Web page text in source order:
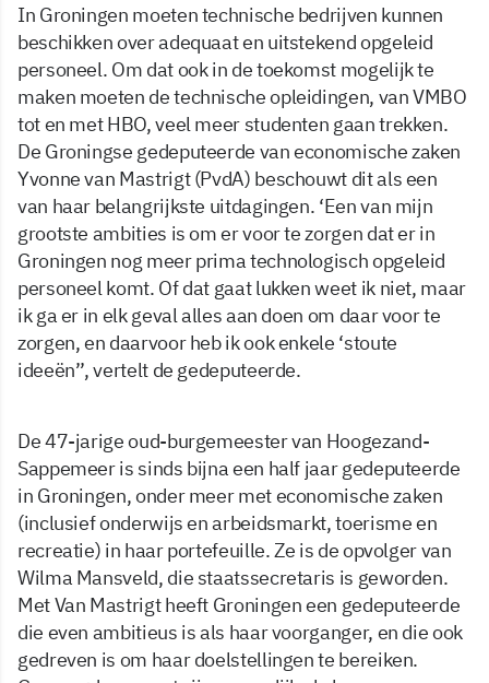
In Groningen moeten technische bedrijven kunnen
beschikken over adequaat en uitstekend opgeleid
personeel. Om dat ook in de toekomst mogelijk te
maken moeten de technische opleidingen, van VMBO
tot en met HBO, veel meer studenten gaan trekken.
De Groningse gedeputeerde van economische zaken
Yvonne van Mastrigt (PvdA) beschouwt dit als een
van haar belangrijkste uitdagingen. ‘Een van mijn
grootste ambities is om er voor te zorgen dat er in
Groningen nog meer prima technologisch opgeleid
personeel komt. Of dat gaat lukken weet ik niet, maar
ik ga er in elk geval alles aan doen om daar voor te
zorgen, en daarvoor heb ik ook enkele ‘stoute
ideeën’’, vertelt de gedeputeerde.
De 47-jarige oud-burgemeester van Hoogezand-
Sappemeer is sinds bijna een half jaar gedeputeerde
in Groningen, onder meer met economische zaken
(inclusief onderwijs en arbeidsmarkt, toerisme en
recreatie) in haar portefeuille. Ze is de opvolger van
Wilma Mansveld, die staatssecretaris is geworden.
Met Van Mastrigt heeft Groningen een gedeputeerde
die even ambitieus is als haar voorganger, en die ook
gedreven is om haar doelstellingen te bereiken.